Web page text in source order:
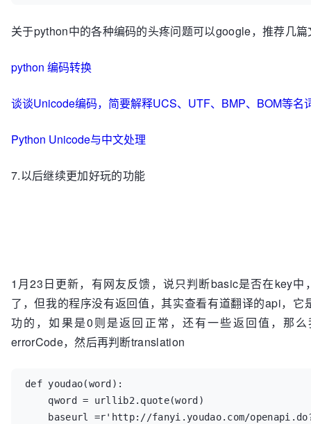
关于python中的各种编码的头疼问题可以google，推荐几篇
python 编码转换
谈谈Unicode编码，简要解释UCS、UTF、BMP、BOM等名
Python Unicode与中文处理
7.以后继续更加好玩的功能
1月23日更新，有网友反馈，说只判断basic是否在key
了，但我的程序没有返回值，其实查看有道翻译的api，
功的，如果是0则是返回正常，还有一些返回值，那
errorCode，然后再判断translation
def youdao(word):
qword = urllib2.quote(word)
baseurl =r'http://fanyi.youdao.com/